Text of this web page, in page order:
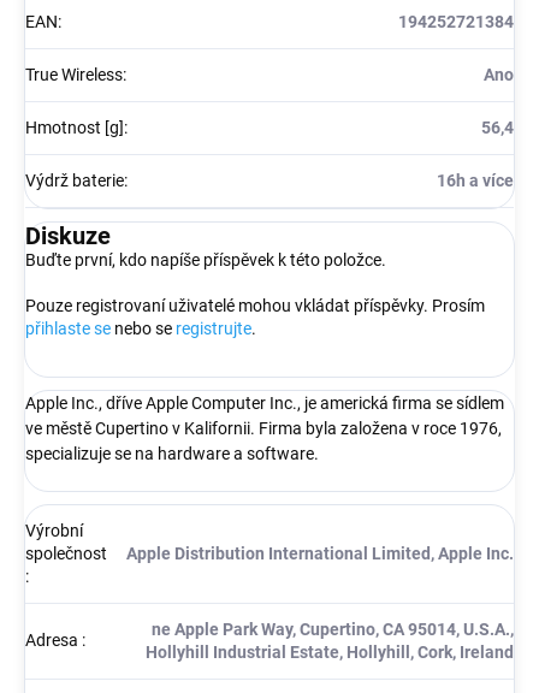
EAN: 194252721384
True Wireless: Ano
Hmotnost [g]: 56,4
Výdrž baterie: 16h a více
Diskuze
Buďte první, kdo napíše příspěvek k této položce.
Pouze registrovaní uživatelé mohou vkládat příspěvky. Prosím
přihlaste se nebo se registrujte.
Apple Inc., dříve Apple Computer Inc., je americká firma se sídlem
ve městě Cupertino v Kalifornii. Firma byla založena v roce 1976,
specializuje se na hardware a software.
Výrobní
společnost
:
Apple Distribution International Limited, Apple Inc.
Adresa :
ne Apple Park Way, Cupertino, CA 95014, U.S.A.,
Hollyhill Industrial Estate, Hollyhill, Cork, Ireland